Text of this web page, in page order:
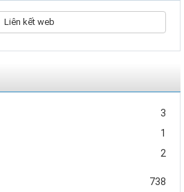
Liên kết web
3
1
2
738